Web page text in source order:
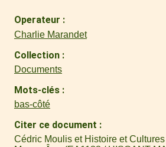
Operateur
Charlie Marandet
Collection
Documents
Mots-clés
bas-côté
Citer ce document
Cédric Moulis et Histoire et